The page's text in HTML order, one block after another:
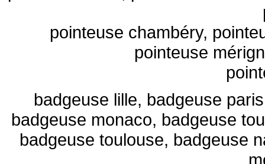
pointeuse chambéry,
pointeuse
badgeuse lille, badgeuse
badgeuse monaco, badgeuse
badgeuse toulouse, badgeuse